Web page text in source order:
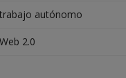
trabajo autónomo
Web 2.0